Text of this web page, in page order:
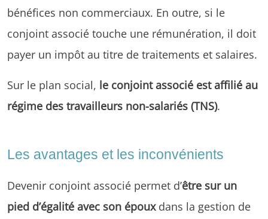
bénéfices non commerciaux. En outre, si le
conjoint associé touche une rémunération, il doit
payer un impôt au titre de traitements et salaires.
Sur le plan social, le conjoint associé est affilié au
régime des travailleurs non-salariés (TNS).
Les avantages et les inconvénients
Devenir conjoint associé permet d’être sur un
pied d’égalité avec son épouxdans la gestion de